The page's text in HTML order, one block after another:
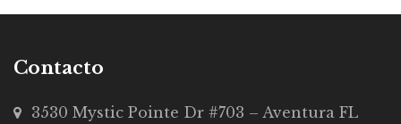
Contacto
3530 Mystic Pointe Dr #703 – Aventura FL